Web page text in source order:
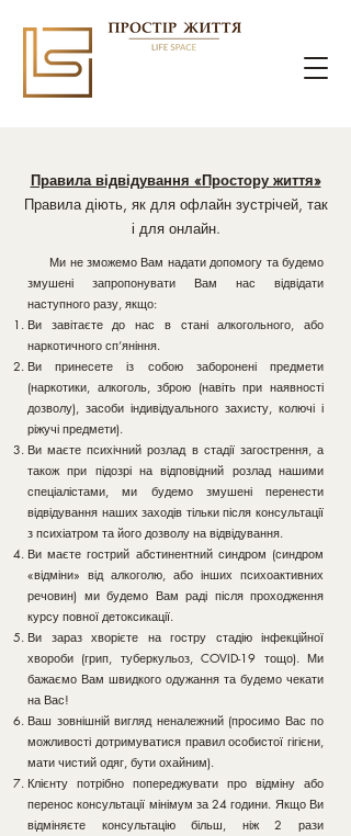
Правила відвідування «Простору життя»
Правила діють, як для офлайн зустрічей, так
і для онлайн.
Ми не зможемо Вам надати допомогу та будемо
змушені запропонувати Вам нас відвідати
наступного разу, якщо:
Ви завітаєте до нас в стані алкогольного, або
наркотичного сп’яніння.
Ви принесете із собою заборонені предмети
(наркотики, алкоголь, зброю (навіть при наявності
дозволу), засоби індивідуального захисту, колючі і
ріжучі предмети).
Ви маєте психічний розлад в стадії загострення, а
також при підозрі на відповідний розлад нашими
спеціалістами, ми будемо змушені перенести
відвідування наших заходів тільки після консультації
з психіатром та його дозволу на відвідування.
Ви маєте гострий абстинентний синдром (синдром
«відміни» від алкоголю, або інших психоактивних
речовин) ми будемо Вам раді після проходження
курсу повної детоксикації.
Ви зараз хворієте на гостру стадію інфекційної
хвороби (грип, туберкульоз, COVID-19 тощо). Ми
бажаємо Вам швидкого одужання та будемо чекати
на Вас!
Ваш зовнішній вигляд неналежний (просимо Вас по
можливості дотримуватися правил особистої гігієни,
мати чистий одяг, бути охайним).
Клієнту потрібно попереджувати про відміну або
перенос консультації мінімум за 24 години. Якщо Ви
відміняєте консультацію більш, ніж 2 рази